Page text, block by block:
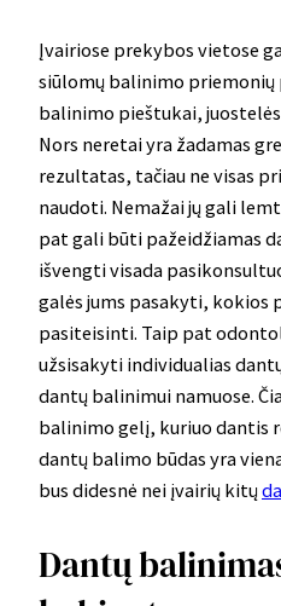
Įvairiose prekybos vietose
siūlomų balinimo
balinimo pieštukai,
Nors neretai yra žadamas
rezultatas, tačiau ne visas
naudoti. Nemažai jų gali
pat gali būti pažeidžiamas
išvengti visada
galės jums pasakyti, kokios
pasiteisinti. Taip pat
užsisakyti individualias
dantų balinimui namuose.
balinimo gelį, kuriuo dantis
dantų balimo būdas yra
bus didesnė nei įvairių kitų
Dantų